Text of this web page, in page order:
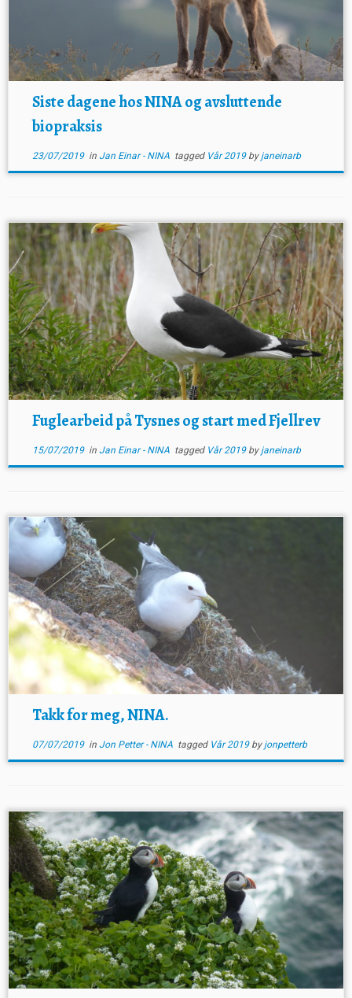
Siste dagene hos NINA og avsluttende
biopraksis
23/07/2019in Jan Einar - NINA tagged Vår 2019 by janeinarb
Fuglearbeid på Tysnes og start med Fjellrev
15/07/2019in Jan Einar - NINA tagged Vår 2019 by janeinarb
Takk for meg, NINA.
07/07/2019in Jon Petter - NINA tagged Vår 2019 by jonpetterb